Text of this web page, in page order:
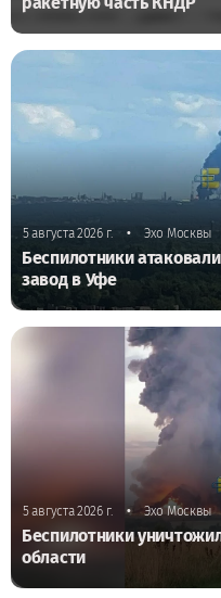
5 августа 2026 г. • Эхо Москвы
Беспилотники
завод в Уфе
5 августа 2026 г. • Эхо Москвы
Беспилотники
области